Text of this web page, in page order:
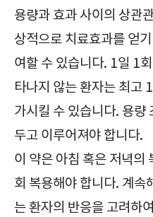
용량과 효과 사이의 상관
상적으로 치료효과를 얻
여할 수 있습니다. 1일 1
타나지 않는 환자는 최고
가시킬 수 있습니다. 용량
두고 이루어져야 합니다.
이 약은 아침 혹은 저녁의
회 복용해야 합니다. 계속
는 환자의 반응을 고려하